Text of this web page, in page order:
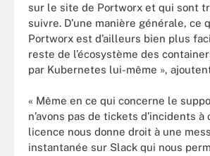
sur le site de Portworx et qui sont
suivre. D’une manière générale, ce
Portworx est d’ailleurs bien plus
reste de l’écosystème des
par Kubernetes lui-même »,
« Même en ce qui concerne le
n’avons pas de tickets d’incidents à
licence nous donne droit à une
instantanée sur Slack qui nous